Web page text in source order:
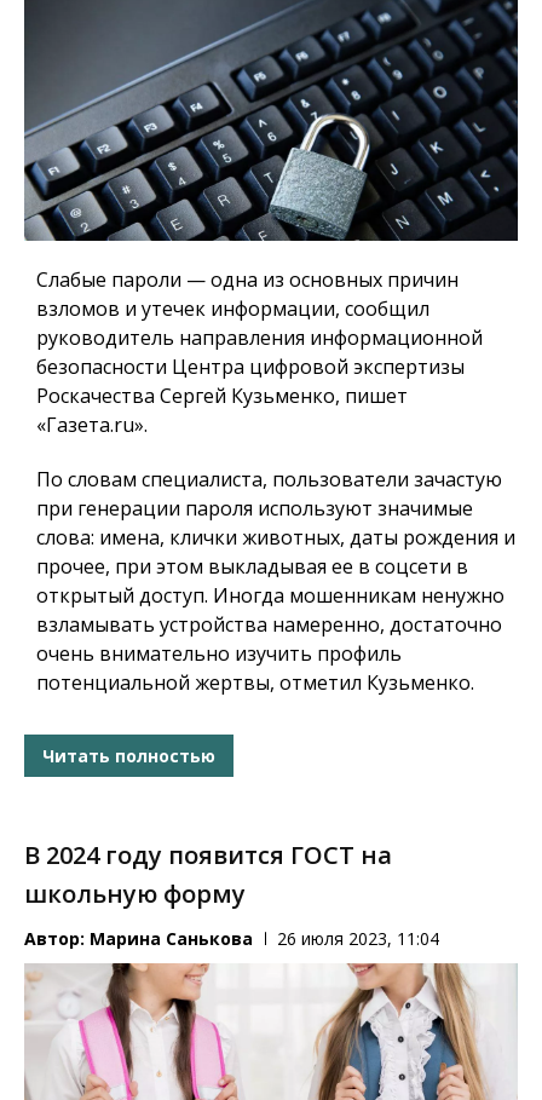
Слабые пароли — одна из основных причин
взломов и утечек информации, сообщил
руководитель направления информационной
безопасности Центра цифровой экспертизы
Роскачества Сергей Кузьменко, пишет
«Газета.ru».
По словам специалиста, пользователи зачастую
при генерации пароля используют значимые
слова: имена, клички животных, даты рождения и
прочее, при этом выкладывая ее в соцсети в
открытый доступ. Иногда мошенникам ненужно
взламывать устройства намеренно, достаточно
очень внимательно изучить профиль
потенциальной жертвы, отметил Кузьменко.
Читать полностью
В 2024 году появится ГОСТ на
школьную форму
Автор: Марина Санькова 26 июля 2023, 11:04